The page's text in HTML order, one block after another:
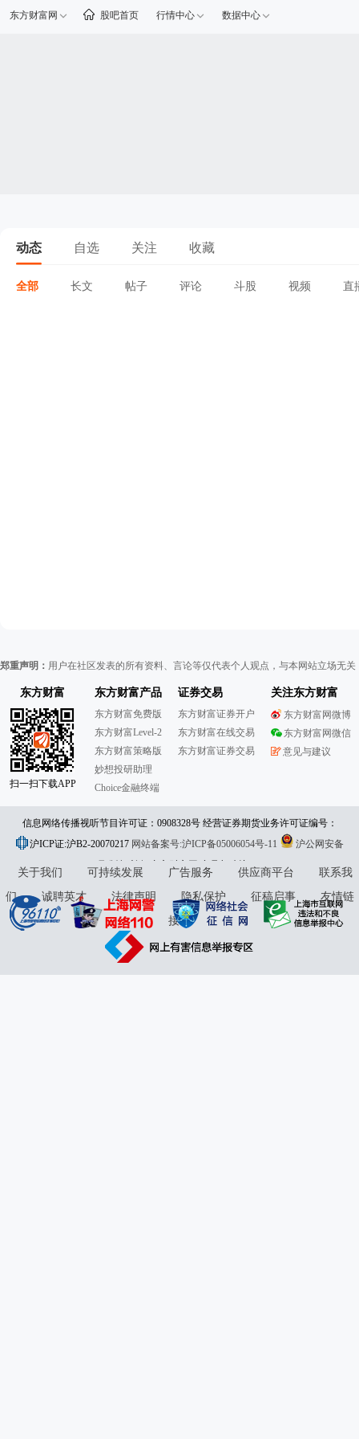
东方财富网 股吧首页 行情中心 数据中心
动态 自选 关注 收藏
全部 长文 帖子 评论 斗股 视频 直
郑重声明： 用户在社区发表的所有资料、言论等仅代表个人观点，与本网站立场无
东方财富
扫一扫下载APP
东方财富产品
东方财富免费版
东方财富Level-2
东方财富策略版
妙想投研助理
Choice金融终端
证券交易
东方财富证券开户
东方财富在线交易
东方财富证券交易
关注东方财富
东方财富网微博
东方财富网微信
意见与建议
信息网络传播视听节目许可证：0908328号 经营证券期货业务许可证编号：
913101046312860336 违法和不良信息举报:021-61278686 举报邮箱：
jubao@eastmoney.com
沪ICP证:沪B2-20070217 网站备案号:沪ICP备05006054号-11
沪公网安备
31010402000120号版权所有:东方财富网意见与建议:4000300059/952500
关于我们 可持续发展 广告服务 供应商平台
联系我
们
诚聘英才 法律声明 隐私保护 征稿启事
友情链
接